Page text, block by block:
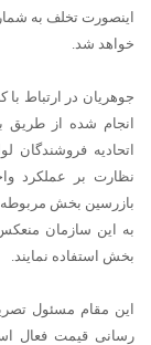
اینصورت تخلف به
خواهد شد.
جوهریان در ارتباط
انجام شده از طریق
اتحادیه
نظارت بر عملکرد
بازرسین بخش مربوطه
به این سازمان
بخش استفاده نمایند.
رسانی قیمت فعال